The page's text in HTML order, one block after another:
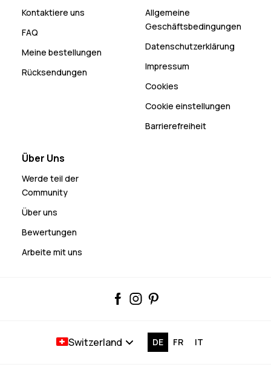
Kontaktiere uns
FAQ
Meine bestellungen
Rücksendungen
Allgemeine
Geschäftsbedingungen
Datenschutzerklärung
Impressum
Cookies
Cookie einstellungen
Barrierefreiheit
Über Uns
Werde teil der
Community
Über uns
Bewertungen
Arbeite mit uns
DE FR IT
Switzerland